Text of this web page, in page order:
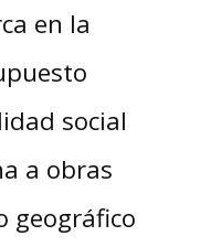
en la
social
a obras
geográfico